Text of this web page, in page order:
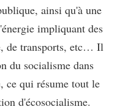
ainsi qu'à une
impliquant des
de transports, etc… Il
du socialisme dans
ce qui résume tout le
d'écosocialisme.